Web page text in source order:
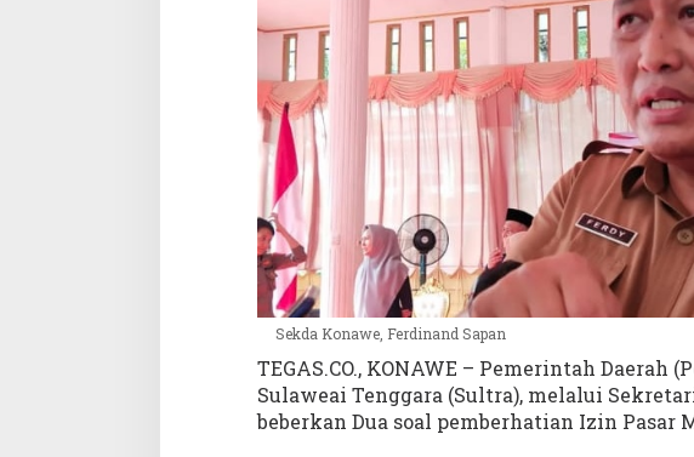
a
T
Q
U
n
h
a
a
k
a
D
i
t
Sekda Konawe, Ferdinand Sapan
TEGAS.CO., KONAWE – Pemerintah Daerah
Sulaweai Tenggara (Sultra), melalui
beberkan Dua soal pemberhatian Izin Pasar